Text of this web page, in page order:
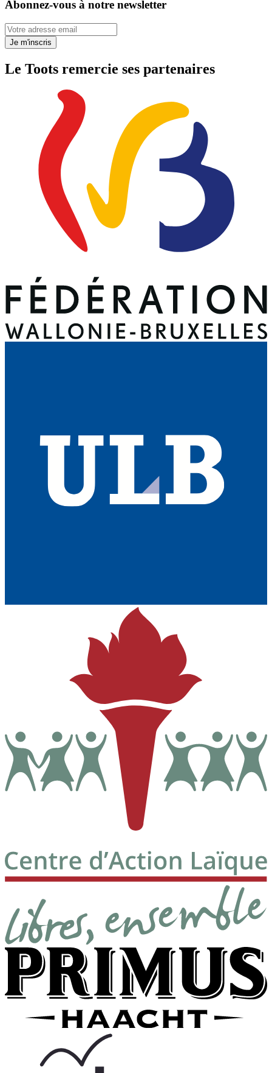
Abonnez-vous à notre newsletter
Votre adresse email
Je m'inscris
Le Toots remercie ses partenaires